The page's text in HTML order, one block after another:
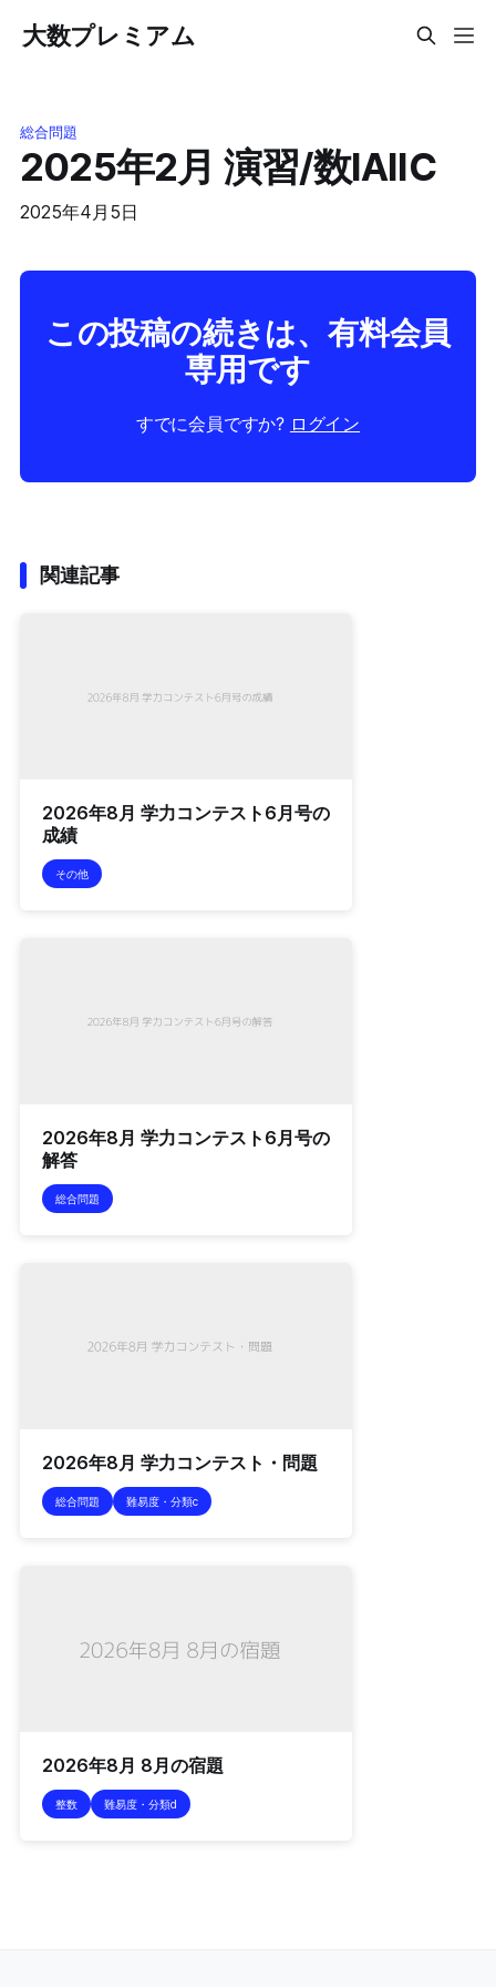
大数プレミアム
総合問題
2025年2月 演習/数IAIIC
2025年4月5日
この投稿の続きは、有料会員
専用です
すでに会員ですか? ログイン
関連記事
2026年8月 学力コンテスト6月号の
成績
その他
2026年8月 学力コンテスト6月号の
解答
総合問題
2026年8月 学力コンテスト・問題
総合問題 難易度・分類c
2026年8月 8月の宿題
整数 難易度・分類d